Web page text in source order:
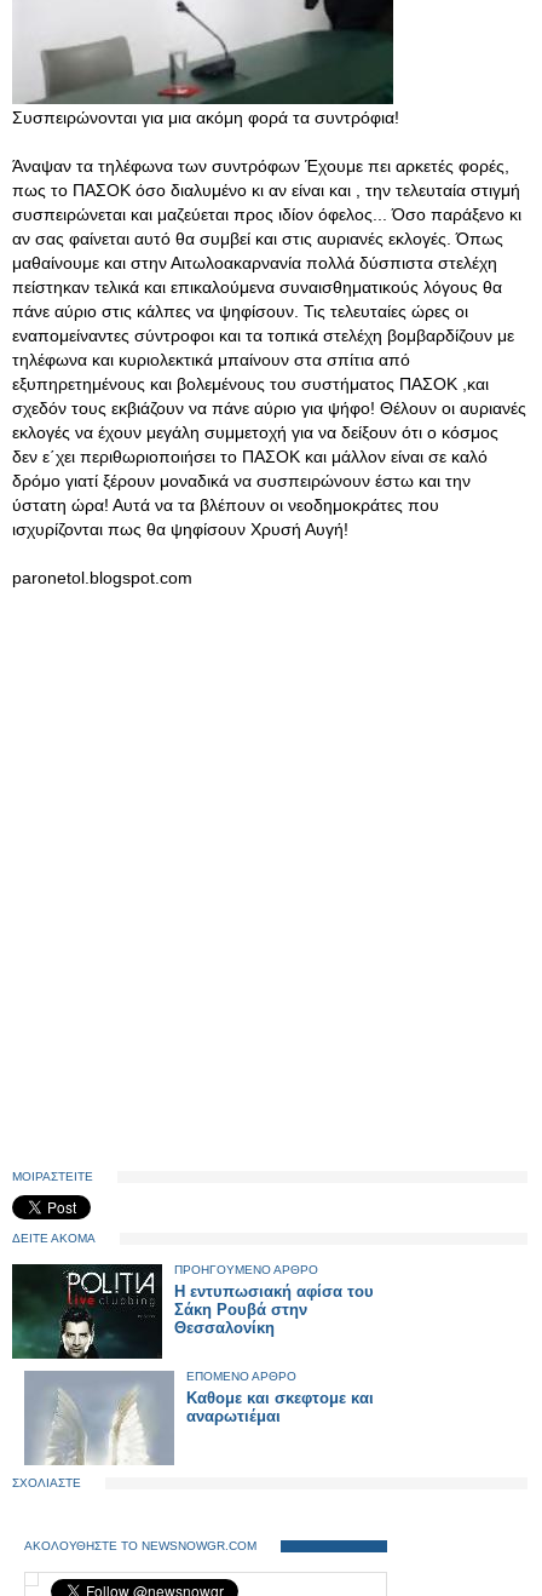
Συσπειρώνονται για μια ακόμη φορά τα συντρόφια!
Άναψαν τα τηλέφωνα των συντρόφων Έχουμε πει αρκετές φορές,
πως το ΠΑΣΟΚ όσο διαλυμένο κι αν είναι και , την τελευταία στιγμή
συσπειρώνεται και μαζεύεται προς ιδίον όφελος... Όσο παράξενο κι
αν σας φαίνεται αυτό θα συμβεί και στις αυριανές εκλογές. Όπως
μαθαίνουμε και στην Αιτωλοακαρνανία πολλά δύσπιστα στελέχη
πείστηκαν τελικά και επικαλούμενα συναισθηματικούς λόγους θα
πάνε αύριο στις κάλπες να ψηφίσουν. Τις τελευταίες ώρες οι
εναπομείναντες σύντροφοι και τα τοπικά στελέχη βομβαρδίζουν με
τηλέφωνα και κυριολεκτικά μπαίνουν στα σπίτια από
εξυπηρετημένους και βολεμένους του συστήματος ΠΑΣΟΚ ,και
σχεδόν τους εκβιάζουν να πάνε αύριο για ψήφο! Θέλουν οι αυριανές
εκλογές να έχουν μεγάλη συμμετοχή για να δείξουν ότι ο κόσμος
δεν ε΄χει περιθωριοποιήσει το ΠΑΣΟΚ και μάλλον είναι σε καλό
δρόμο γιατί ξέρουν μοναδικά να συσπειρώνουν έστω και την
ύστατη ώρα! Αυτά να τα βλέπουν οι νεοδημοκράτες που
ισχυρίζονται πως θα ψηφίσουν Χρυσή Αυγή!
paronetol.blogspot.com
ΜΟΙΡΑΣΤΕΙΤΕ
ΔΕΙΤΕ ΑΚΟΜΑ
ΠΡΟΗΓΟΥΜΕΝΟ ΑΡΘΡΟ
Η εντυπωσιακή αφίσα του
Σάκη Ρουβά στην
Θεσσαλονίκη
ΕΠΟΜΕΝΟ ΑΡΘΡΟ
Καθομε και σκεφτομε και
αναρωτιέμαι
ΣΧΟΛΙΑΣΤΕ
ΑΚΟΛΟΥΘΗΣΤΕ ΤΟ NEWSNOWGR.COM